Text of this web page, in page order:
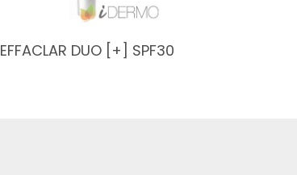
EFFACLAR DUO [+] SPF30